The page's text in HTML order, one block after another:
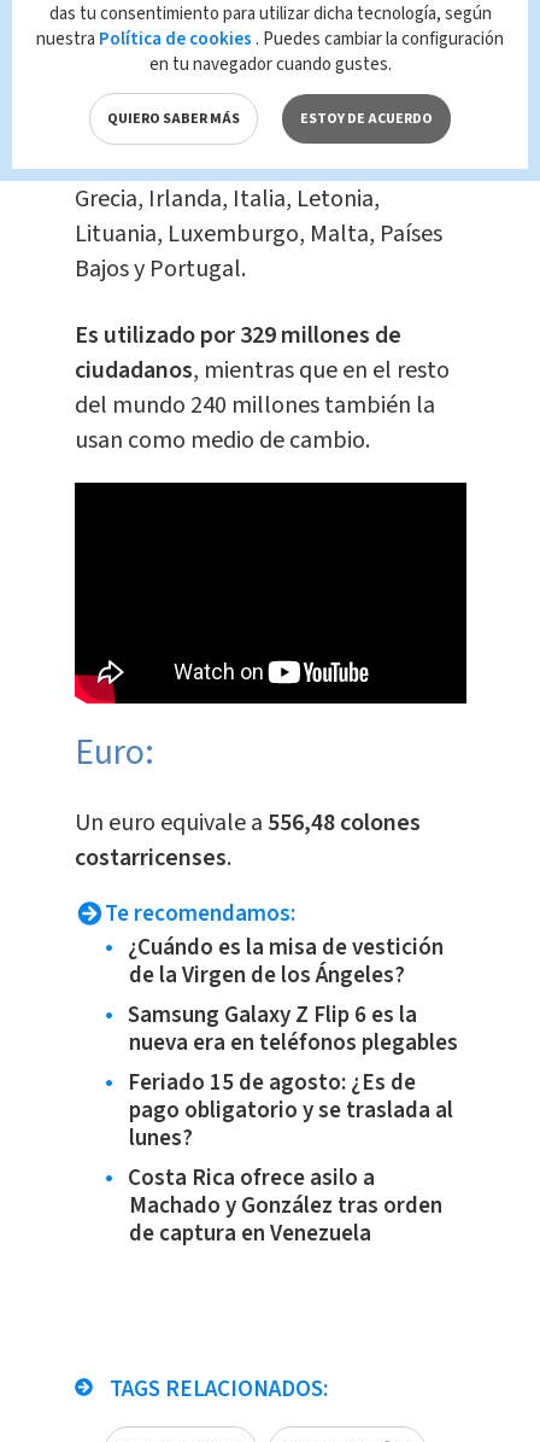
Es la moneda de la Unión Europea
conformada: Alemania, Austria,
Bélgica, Chipre, Eslovaquia, Eslovenia,
España, Estonia, Finlandia, Francia,
Grecia, Irlanda, Italia, Letonia,
Lituania, Luxemburgo, Malta, Países
Bajos y Portugal.
Es utilizado por 329 millones de
ciudadanos, mientras que en el resto
del mundo 240 millones también la
usan como medio de cambio.
Euro:
​Un euro equivale a 556,48 colones
costarricenses.
Te recomendamos:
¿Cuándo es la misa de vestición
de la Virgen de los Ángeles?
Samsung Galaxy Z Flip 6 es la
nueva era en teléfonos plegables
Feriado 15 de agosto: ¿Es de
pago obligatorio y se traslada al
lunes?
Costa Rica ofrece asilo a
Machado y González tras orden
de captura en Venezuela
TAGS RELACIONADOS:
das tu consentimiento para utilizar dicha tecnología, según
nuestra Política de cookies . Puedes cambiar la configuración
en tu navegador cuando gustes.
QUIERO SABER MÁS ESTOY DE ACUERDO